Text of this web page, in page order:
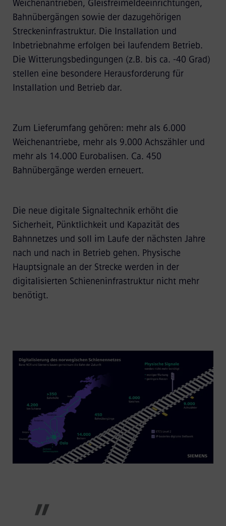
Weichenantrieben, Gleisfreimeldeeinrichtungen,
Bahnübergängen sowie der dazugehörigen
Streckeninfrastruktur. Die Installation und
Inbetriebnahme erfolgen bei laufendem Betrieb.
Die Witterungsbedingungen (z.B. bis ca. -40 Grad)
stellen eine besondere Herausforderung für
Installation und Betrieb dar.
Zum Lieferumfang gehören: mehr als 6.000
Weichenantriebe, mehr als 9.000 Achszähler und
mehr als 14.000 Eurobalisen. Ca. 450
Bahnübergänge werden erneuert.
Die neue digitale Signaltechnik erhöht die
Sicherheit, Pünktlichkeit und Kapazität des
Bahnnetzes und soll im Laufe der nächsten Jahre
nach und nach in Betrieb gehen. Physische
Hauptsignale an der Strecke werden in der
digitalisierten Schieneninfrastruktur nicht mehr
benötigt.